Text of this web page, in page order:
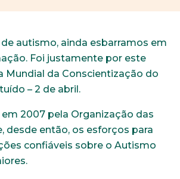
autismo, ainda esbarramos em
Foi justamente por este
Mundial da Conscientização do
– 2 de abril.
2007 pela Organização das
desde então, os esforços para
confiáveis sobre o Autismo